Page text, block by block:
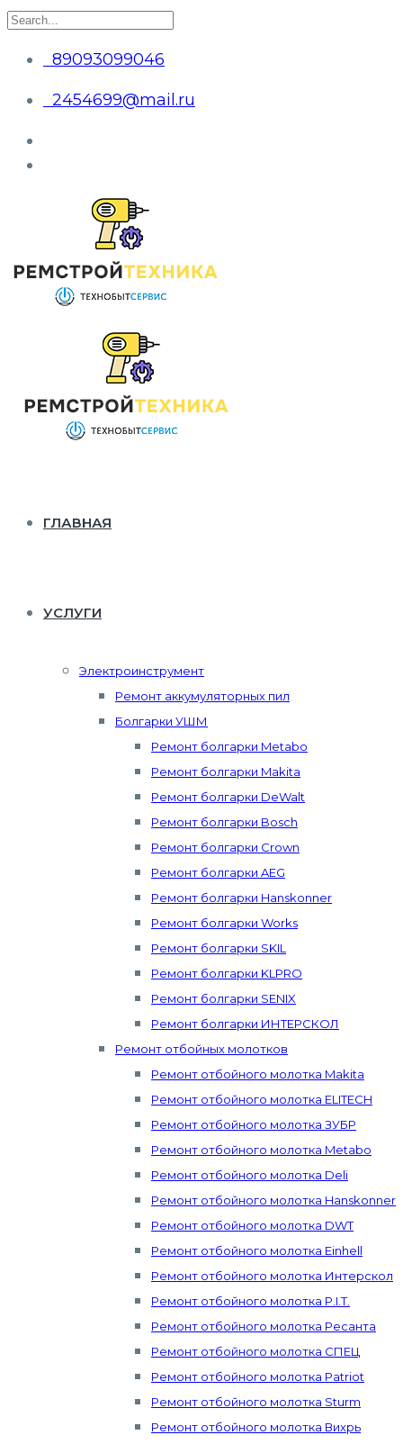
89093099046
2454699@mail.ru
ГЛАВНАЯ
УСЛУГИ
Электроинструмент
Ремонт аккумуляторных пил
Болгарки УШМ
Ремонт болгарки Metabo
Ремонт болгарки Makita
Ремонт болгарки DeWalt
Ремонт болгарки Bosch
Ремонт болгарки Crown
Ремонт болгарки AEG
Ремонт болгарки Hanskonner
Ремонт болгарки Works
Ремонт болгарки SKIL
Ремонт болгарки KLPRO
Ремонт болгарки SENIX
Ремонт болгарки ИНТЕРСКОЛ
Ремонт отбойных молотков
Ремонт отбойного молотка Makita
Ремонт отбойного молотка ELITECH
Ремонт отбойного молотка ЗУБР
Ремонт отбойного молотка Metabo
Ремонт отбойного молотка Deli
Ремонт отбойного молотка Hanskonner
Ремонт отбойного молотка DWT
Ремонт отбойного молотка Einhell
Ремонт отбойного молотка Интерскол
Ремонт отбойного молотка P.I.T.
Ремонт отбойного молотка Ресанта
Ремонт отбойного молотка СПЕЦ
Ремонт отбойного молотка Patriot
Ремонт отбойного молотка Sturm
Ремонт отбойного молотка Вихрь